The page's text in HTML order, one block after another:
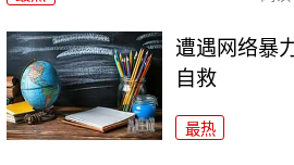
遭遇网络暴
自救
最热